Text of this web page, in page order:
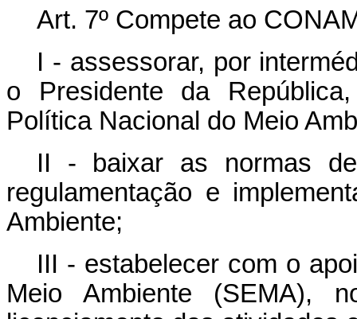
Art. 7º Compete ao
I - assessorar, por
o Presidente da
Política Nacional do Meio
II - baixar as normas
regulamentação e
Ambiente;
III - estabelecer com o
Meio Ambiente (SEMA),